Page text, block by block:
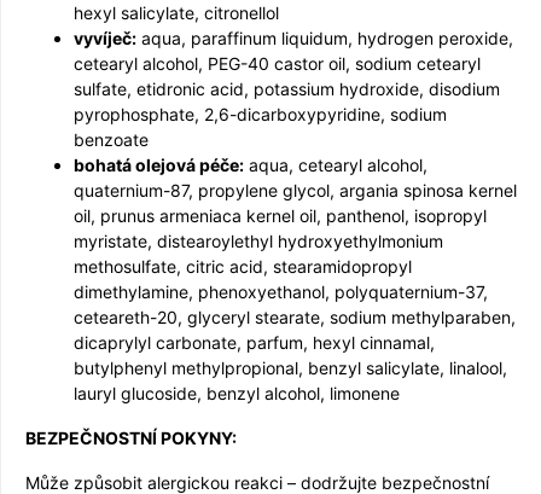
hexyl salicylate, citronellol
vyvíječ: aqua, paraffinum liquidum, hydrogen peroxide,
cetearyl alcohol, PEG-40 castor oil, sodium cetearyl
sulfate, etidronic acid, potassium hydroxide, disodium
pyrophosphate, 2,6-dicarboxypyridine, sodium
benzoate
bohatá olejová péče: aqua, cetearyl alcohol,
quaternium-87, propylene glycol, argania spinosa kernel
oil, prunus armeniaca kernel oil, panthenol, isopropyl
myristate, distearoylethyl hydroxyethylmonium
methosulfate, citric acid, stearamidopropyl
dimethylamine, phenoxyethanol, polyquaternium-37,
ceteareth-20, glyceryl stearate, sodium methylparaben,
dicaprylyl carbonate, parfum, hexyl cinnamal,
butylphenyl methylpropional, benzyl salicylate, linalool,
lauryl glucoside, benzyl alcohol, limonene
BEZPEČNOSTNÍ POKYNY:
Může způsobit alergickou reakci – dodržujte bezpečnostní